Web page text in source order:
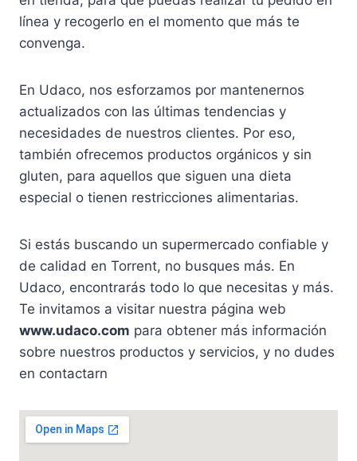
línea y recogerlo en el momento que más te
convenga.
En Udaco, nos esforzamos por mantenernos
actualizados con las últimas tendencias y
necesidades de nuestros clientes. Por eso,
también ofrecemos productos orgánicos y sin
gluten, para aquellos que siguen una dieta
especial o tienen restricciones alimentarias.
Si estás buscando un supermercado confiable y
de calidad en Torrent, no busques más. En
Udaco, encontrarás todo lo que necesitas y más.
Te invitamos a visitar nuestra página web
www.udaco.com para obtener más información
sobre nuestros productos y servicios, y no dudes
en contactarn